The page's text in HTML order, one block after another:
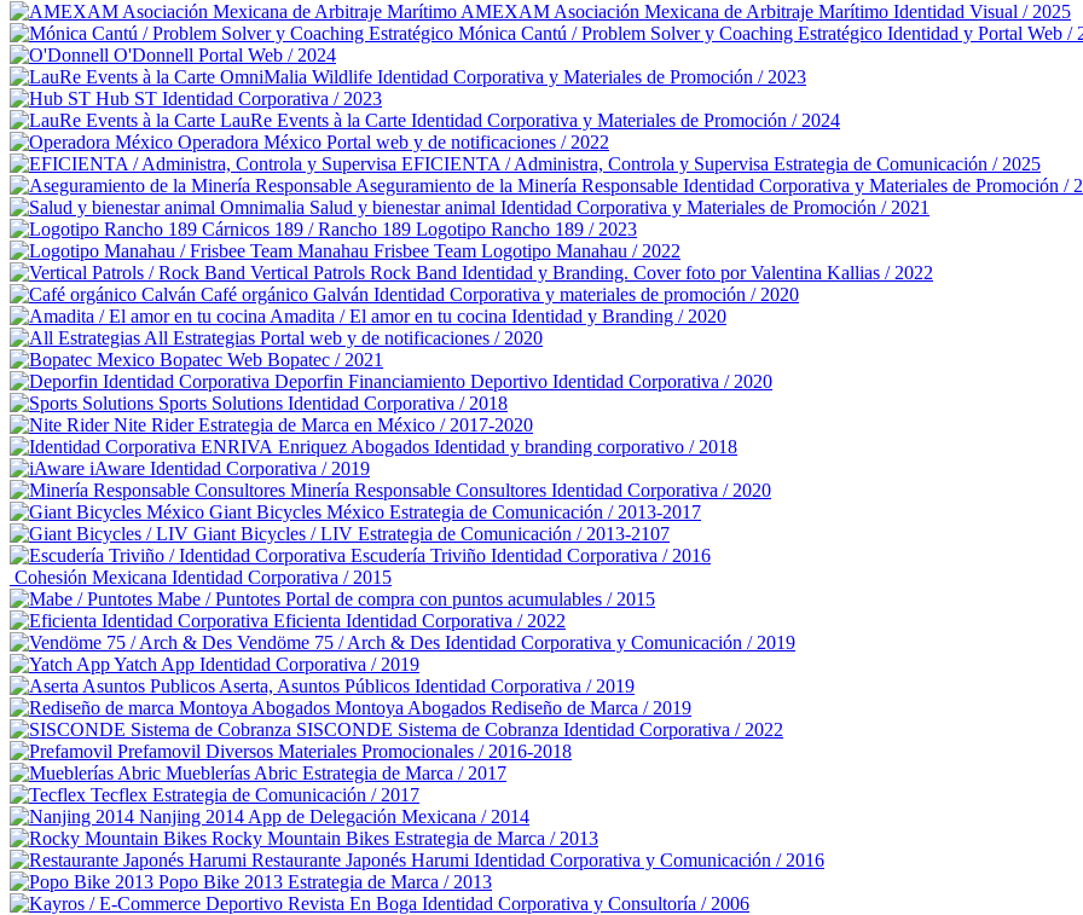
AMEXAM Asociación Mexicana de Arbitraje Marítimo Identidad Visual / 2025
Mónica Cantú / Problem Solver y Coaching Estratégico Identidad y Portal Web /
O'Donnell Portal Web / 2024
OmniMalia Wildlife Identidad Corporativa y Materiales de Promoción / 2023
Hub ST Identidad Corporativa / 2023
LauRe Events à la Carte Identidad Corporativa y Materiales de Promoción / 2024
Operadora México Portal web y de notificaciones / 2022
EFICIENTA / Administra, Controla y Supervisa Estrategia de Comunicación / 2025
Aseguramiento de la Minería Responsable Identidad Corporativa y Materiales de Promoción /
Omnimalia Salud y bienestar animal Identidad Corporativa y Materiales de Promoción / 2021
Cárnicos 189 / Rancho 189 Logotipo Rancho 189 / 2023
Manahau Frisbee Team Logotipo Manahau / 2022
Vertical Patrols Rock Band Identidad y Branding. Cover foto por Valentina Kallias / 2022
Café orgánico Galván Identidad Corporativa y materiales de promoción / 2020
Amadita / El amor en tu cocina Identidad y Branding / 2020
All Estrategias Portal web y de notificaciones / 2020
Bopatec Web Bopatec / 2021
Deporfin Financiamiento Deportivo Identidad Corporativa / 2020
Sports Solutions Identidad Corporativa / 2018
Nite Rider Estrategia de Marca en México / 2017-2020
Enriquez Abogados Identidad y branding corporativo / 2018
iAware Identidad Corporativa / 2019
Minería Responsable Consultores Identidad Corporativa / 2020
Giant Bicycles México Estrategia de Comunicación / 2013-2017
Giant Bicycles / LIV Estrategia de Comunicación / 2013-2107
Escudería Triviño Identidad Corporativa / 2016
Cohesión Mexicana Identidad Corporativa / 2015
Mabe / Puntotes Portal de compra con puntos acumulables / 2015
Eficienta Identidad Corporativa / 2022
Vendöme 75 / Arch & Des Identidad Corporativa y Comunicación / 2019
Yatch App Identidad Corporativa / 2019
Aserta, Asuntos Públicos Identidad Corporativa / 2019
Montoya Abogados Rediseño de Marca / 2019
SISCONDE Sistema de Cobranza Identidad Corporativa / 2022
Prefamovil Diversos Materiales Promocionales / 2016-2018
Mueblerías Abric Estrategia de Marca / 2017
Tecflex Estrategia de Comunicación / 2017
Nanjing 2014 App de Delegación Mexicana / 2014
Rocky Mountain Bikes Estrategia de Marca / 2013
Restaurante Japonés Harumi Identidad Corporativa y Comunicación / 2016
Popo Bike 2013 Estrategia de Marca / 2013
Revista En Boga Identidad Corporativa y Consultoría / 2006